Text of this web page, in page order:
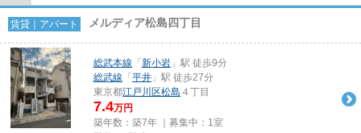
賃貸｜アパート メルディア松島四丁目
総武本線 「 新小岩 」駅 徒歩9分
総武線 「 平井 」駅 徒歩27分
東京都江戸川区松島 ４丁目
7.4万円
築年数：築7年 ｜募集中： 1室